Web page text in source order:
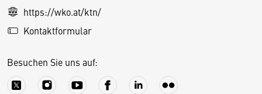
https://wko.at/ktn/
Kontaktformular
Besuchen Sie uns auf:
e
s
S
e